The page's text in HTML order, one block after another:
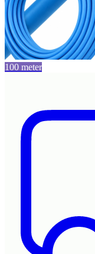
100 meter